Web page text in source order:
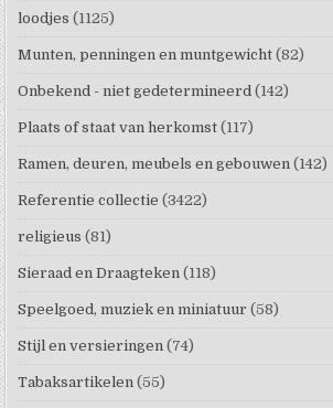
loodjes (1125)
Munten, penningen en muntgewicht (82)
Onbekend - niet gedetermineerd (142)
Plaats of staat van herkomst (117)
Ramen, deuren, meubels en gebouwen (142)
Referentie collectie (3422)
religieus (81)
Sieraad en Draagteken (118)
Speelgoed, muziek en miniatuur (58)
Stijl en versieringen (74)
Tabaksartikelen (55)